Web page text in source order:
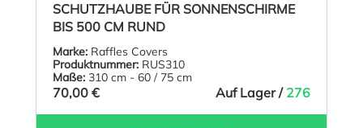
SCHUTZHAUBE FÜR SONNENSCHIRME
BIS 500 CM RUND
Marke: Raffles Covers
Produktnummer: RUS310
Maße: 310 cm - 60 / 75 cm
70,00 € Auf Lager / 276